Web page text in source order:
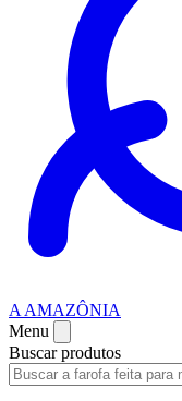
A AMAZÔNIA
Menu
Buscar produtos